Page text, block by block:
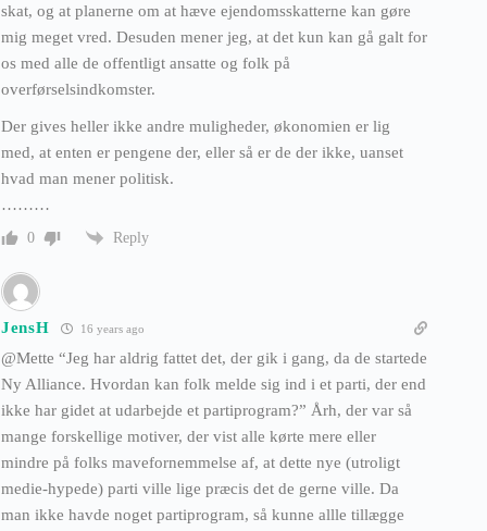
skat, og at planerne om at hæve ejendomsskatterne kan gøre
mig meget vred. Desuden mener jeg, at det kun kan gå galt for
os med alle de offentligt ansatte og folk på
overførselsindkomster.
Der gives heller ikke andre muligheder, økonomien er lig
med, at enten er pengene der, eller så er de der ikke, uanset
hvad man mener politisk.
………
0 Reply
JensH 16 years ago
@Mette “Jeg har aldrig fattet det, der gik i gang, da de startede
Ny Alliance. Hvordan kan folk melde sig ind i et parti, der end
ikke har gidet at udarbejde et partiprogram?” Årh, der var så
mange forskellige motiver, der vist alle kørte mere eller
mindre på folks mavefornemmelse af, at dette nye (utroligt
medie-hypede) parti ville lige præcis det de gerne ville. Da
man ikke havde noget partiprogram, så kunne allle tillægge